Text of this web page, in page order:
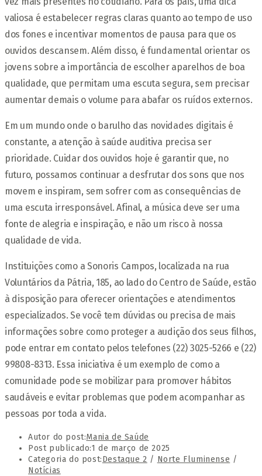
valiosa é estabelecer regras claras quanto ao tempo de uso
dos fones e incentivar momentos de pausa para que os
ouvidos descansem. Além disso, é fundamental orientar os
jovens sobre a importância de escolher aparelhos de boa
qualidade, que permitam uma escuta segura, sem precisar
aumentar demais o volume para abafar os ruídos externos.
Em um mundo onde o barulho das novidades digitais é
constante, a atenção à saúde auditiva precisa ser
prioridade. Cuidar dos ouvidos hoje é garantir que, no
futuro, possamos continuar a desfrutar dos sons que nos
movem e inspiram, sem sofrer com as consequências de
uma escuta irresponsável. Afinal, a música deve ser uma
fonte de alegria e inspiração, e não um risco à nossa
qualidade de vida.
Instituições como a Sonoris Campos, localizada na rua
Voluntários da Pátria, 185, ao lado do Centro de Saúde, estão
à disposição para oferecer orientações e atendimentos
especializados. Se você tem dúvidas ou precisa de mais
informações sobre como proteger a audição dos seus filhos,
pode entrar em contato pelos telefones (22) 3025-5266 e (22)
99808-8313. Essa iniciativa é um exemplo de como a
comunidade pode se mobilizar para promover hábitos
saudáveis e evitar problemas que podem acompanhar as
pessoas por toda a vida.
Autor do post:Mania de Saúde
Post publicado:1 de março de 2025
Categoria do post:Destaque 2 / Norte Fluminense /
Notícias